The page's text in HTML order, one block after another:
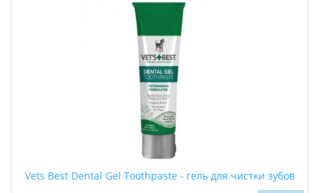
Vets Best Dental Gel Toothpaste - гель для чистки зубов